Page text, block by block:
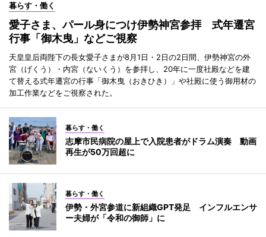
暮らす・働く
愛子さま、パール身につけ伊勢神宮参拝 式年遷宮
行事「御木曳」などご視察
天皇皇后両陛下の長女愛子さまが8月1日・2日の2日間、伊勢神宮の外
宮（げくう）・内宮（ないくう）を参拝し、20年に一度社殿などを建
て替える式年遷宮の行事「御木曳（おきひき）」や社殿に使う御用材の
加工作業などをご視察された。
暮らす・働く
志摩市民病院の屋上で入院患者がドラム演奏 動画
再生が50万回超に
暮らす・働く
伊勢・外宮参道に新組織GPT発足 インフルエンサ
ー夫婦が「令和の御師」に